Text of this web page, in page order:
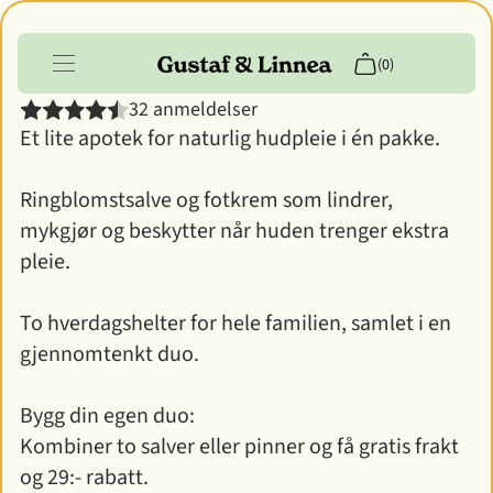
Produkter
Info
Kundekonto
(0)
Alt i alt - DUO
32 anmeldelser
Et lite apotek for naturlig hudpleie i én pakke.
Ringblomstsalve og fotkrem som lindrer,
mykgjør og beskytter når huden trenger ekstra
pleie.
To hverdagshelter for hele familien, samlet i en
gjennomtenkt duo.
Bygg din egen duo:
Kombiner to salver eller pinner og få gratis frakt
og 29:- rabatt.